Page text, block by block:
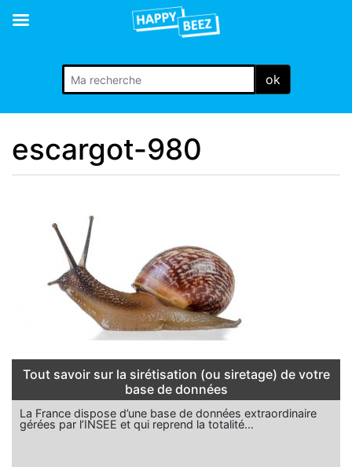
ok
escargot-980
Tout savoir sur la sirétisation (ou siretage) de votre
base de données
La France dispose d’une base de données extraordinaire
gérées par l’INSEE et qui reprend la totalité…